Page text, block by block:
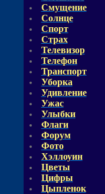
Смущение
Солнце
Спорт
Страх
Телевизор
Телефон
Транспорт
Уборка
Удивление
Ужас
Улыбки
Флаги
Форум
Фото
Хэллоуин
Цветы
Цифры
Цыпленок